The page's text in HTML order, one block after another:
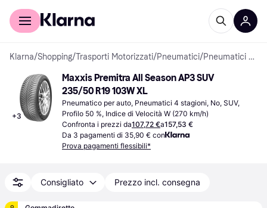
Per il tuo shopping
Klarna/Shopping/Trasporti Motorizzati/Pneumatici/ Pneumatici per auto
+3
Maxxis Premitra All Season AP3 SUV
235/50 R19 103W XL
Pneumatico per auto, Pneumatici 4 stagioni, No, SUV,
Profilo 50 %, Indice di Velocità W (270 km/h)
Confronta i prezzi da107,72 €a157,53 €
Da 3 pagamenti di 35,90 € con
Prova pagamenti flessibili*
Consigliato Prezzo incl. consegna